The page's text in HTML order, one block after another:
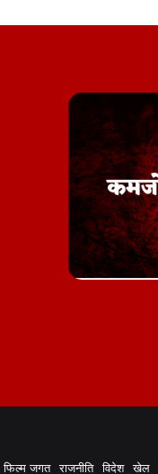
फिल्म जगत राजनीति विदेश खेल